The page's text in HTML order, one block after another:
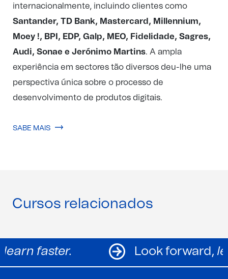
internacionalmente, incluindo clientes como
Santander, TD Bank, Mastercard, Millennium,
Moey !, BPI, EDP, Galp, MEO, Fidelidade, Sagres,
Audi, Sonae e Jerónimo Martins. A ampla
experiência em sectores tão diversos deu-lhe uma
perspectiva única sobre o processo de
desenvolvimento de produtos digitais.
SABE MAIS
Cursos relacionados
learn faster. Look